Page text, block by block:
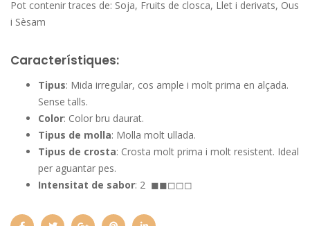
Pot contenir traces de: Soja, Fruits de closca, Llet i derivats, Ous
i Sèsam
Característiques:
Tipus: Mida irregular, cos ample i molt prima en alçada.
Sense talls.
Color: Color bru daurat.
Tipus de molla: Molla molt ullada.
Tipus de crosta: Crosta molt prima i molt resistent. Ideal
per aguantar pes.
Intensitat de sabor: 2 ◼◼◻◻◻